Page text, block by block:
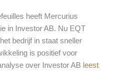
heeft Mercurius
in Investor AB. Nu EQT
bedrijf in staat sneller
is positief voor
over Investor AB leest